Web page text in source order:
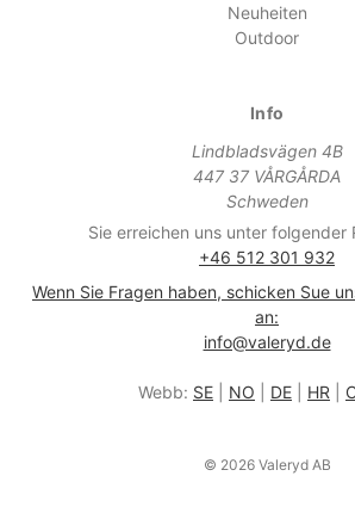
Neuheiten
Outdoor
Info
Lindbladsvägen 4B
447 37 VÅRGÅRDA
Schweden
Sie erreichen uns unter folgender
+46 512 301 932
Wenn Sie Fragen haben, schicken Sue
an:
info@valeryd.de
Webb: SE NO DE HR
© 2026 Valeryd AB